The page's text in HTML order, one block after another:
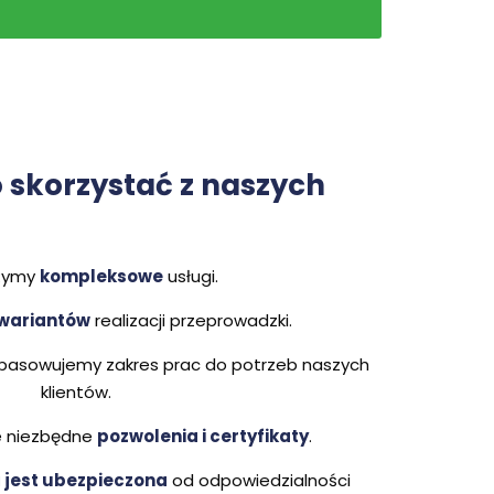
skorzystać z naszych
kompleksoweusługi.
realizacji przeprowadzki.
zakres prac do potrzeb naszych
klientów.
niezbędne pozwolenia i certyfikaty.
ubezpieczona od odpowiedzialności